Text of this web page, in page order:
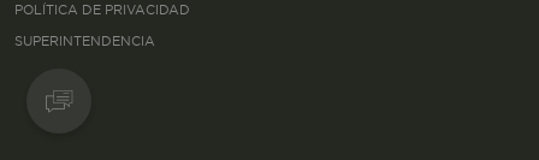
POLÍTICA DE PRIVACIDAD
SUPERINTENDENCIA